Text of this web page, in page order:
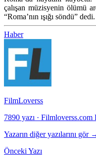
çalışan müzisyenin ölümü
“Roma’nın ışığı söndü” dedi.
Haber
FilmLoverss
7890 yazı · Filmloverss.com
Yazarın diğer yazılarını gör
Önceki Yazı